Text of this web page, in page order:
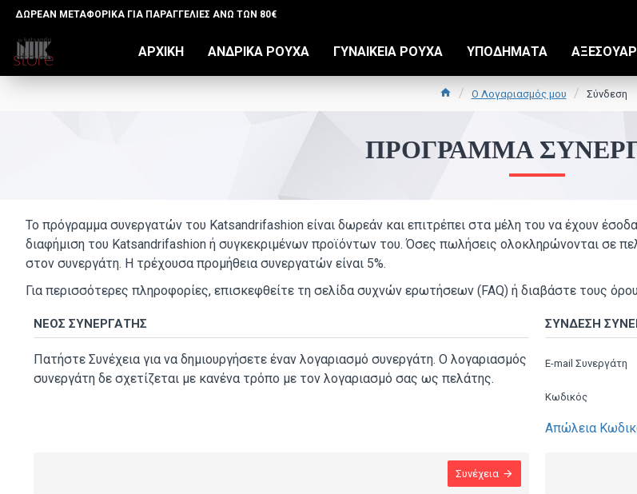
ΔΩΡΕΑΝ ΜΕΤΑΦΟΡΙΚΑ ΓΙΑ ΠΑΡΑΓΓΕΛΙΕΣ ΑΝΩ ΤΩΝ 80€
ΑΡΧΙΚΉ ΑΝΔΡΙΚΆ ΡΟΎΧΑ ΓΥΝΑΙΚΕΊΑ ΡΟΎΧΑ ΥΠΟΔΉΜΑΤΑ ΑΞΕΣΟΥΆΡ
O Λογαριασμός μου Σύνδεση
ΠΡΌΓΡΑΜΜΑ
Το πρόγραμμα συνεργατών του Katsandrifashion είναι δωρεάν και επιτρέπει στα μέλη του να έχουν
διαφήμιση του Katsandrifashion ή συγκεκριμένων προϊόντων του. Όσες πωλήσεις ολοκληρώνονται σε
στον συνεργάτη. Η τρέχουσα προμήθεια συνεργατών είναι 5%.
Για περισσότερες πληροφορίες, επισκεφθείτε τη σελίδα συχνών ερωτήσεων (FAQ) ή διαβάστε τους
ΝΈΟΣ ΣΥΝΕΡΓΆΤΗΣ
Πατήστε Συνέχεια για να δημιουργήσετε έναν λογαριασμό συνεργάτη. Ο λογαριασμός
συνεργάτη δε σχετίζεται με κανένα τρόπο με τον λογαριασμό σας ως πελάτης.
Συνέχεια
ΣΎΝΔΕΣΗ
E-mail Συνεργάτη
Κωδικός
Απώλεια